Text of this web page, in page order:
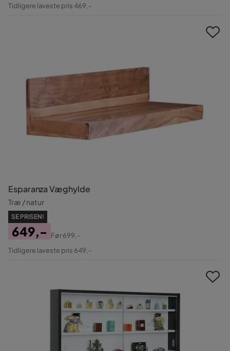
Tidligere laveste pris 469,-
Esparanza Væghylde
Træ / natur
SE PRISEN!
Pris
649,-
Original
Før699,-
Tidligere laveste pris 649,-